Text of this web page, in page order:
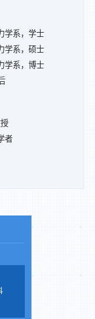
学系，学士
学系，硕士
学系，博士
者